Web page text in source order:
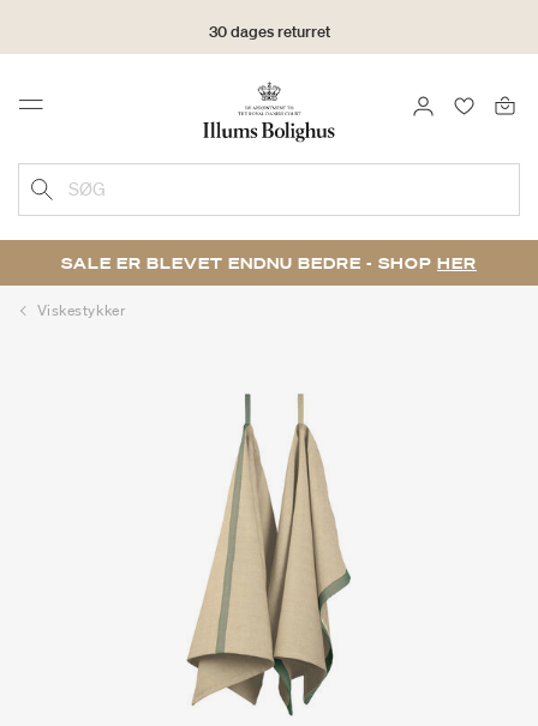
30 dages returret
Menu LOG IND
SØG
SALE ER BLEVET ENDNU BEDRE - SHOP HER
Viskestykker